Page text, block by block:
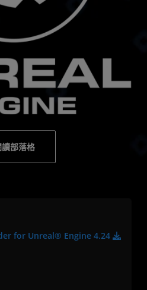
讀部落格
for Unreal® Engine 4.24